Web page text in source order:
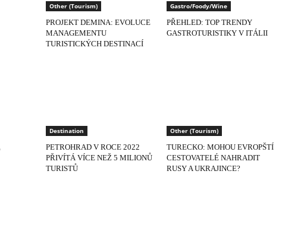
Other (Tourism)
PROJEKT DEMINA: EVOLUCE
MANAGEMENTU
TURISTICKÝCH DESTINACÍ
Gastro/Foody/Wine
PŘEHLED: TOP TRENDY
GASTROTURISTIKY V ITÁLII
Destination
PETROHRAD V ROCE 2022
PŘIVÍTÁ VÍCE NEŽ 5 MILIONŮ
TURISTŮ
Other (Tourism)
TURECKO: MOHOU EVROPŠTÍ
CESTOVATELÉ NAHRADIT
RUSY A UKRAJINCE?